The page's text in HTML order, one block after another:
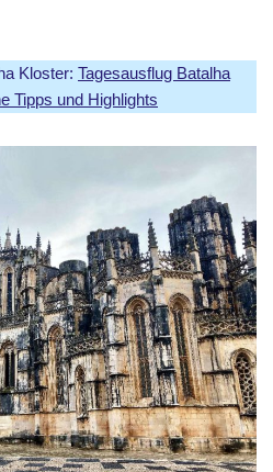
Kloster: Tagesausflug Batalha
Tipps und Highlights